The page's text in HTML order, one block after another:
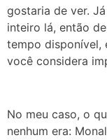
gostaria de ver.
inteiro lá, então
tempo disponível,
você considera
No meu caso, o
nenhum era: